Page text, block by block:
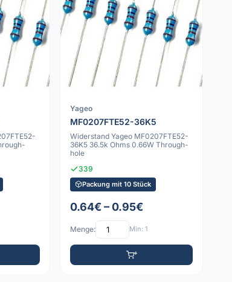
Yageo
MF0207FTE52-36K5
Widerstand Yageo MF0207FTE52-
36K5 36.5k Ohms 0.66W Through-
hole
339
Packung mit 10 Stück
0.64€ – 0.95€
Menge: Min: 1